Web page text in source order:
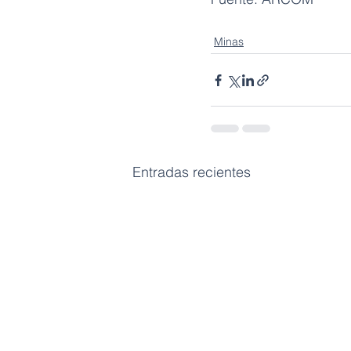
Minas
Entradas recientes